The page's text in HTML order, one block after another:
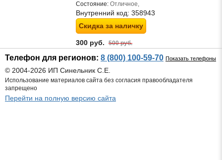
Состояние: Отличное,
Внутренний код: 358943
Скидка за наличку
300 руб. 500 руб.
Телефон для регионов: 8 (800) 100-59-70 Показать телефоны
© 2004-2026 ИП Синельник С.Е.
Использование материалов сайта без согласия правообладателя
запрещено
Перейти на полную версию сайта